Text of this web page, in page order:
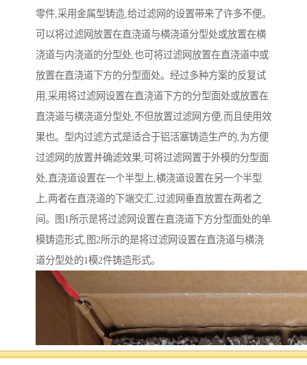
零件,采用金属型铸造,给过滤网的设置带来了许多不便。
可以将过滤网放置在直浇道与横浇道分型处或放置在横
浇道与内浇道的分型处,也可将过滤网放置在直浇道中或
放置在直浇道下方的分型面处。经过多种方案的反复试
用,采用将过滤网设置在直浇道下方的分型面处或放置在
直浇道与横浇道分型处,不但放置过滤网方便,而且使用效
果也。型内过滤方式是适合于铝活塞铸造生产的,为方便
过滤网的放置并确滤效果,可将过滤网置于外模的分型面
处,直浇道设置在一个半型上,横浇道设置在另一个半型
上,两者在直浇道的下端交汇,过滤网垂直放置在两者之
间。图1所示是将过滤网设置在直浇道下方分型面处的单
模铸造形式,图2所示的是将过滤网设置在直浇道与横浇
道分型处的1模2件铸造形式。